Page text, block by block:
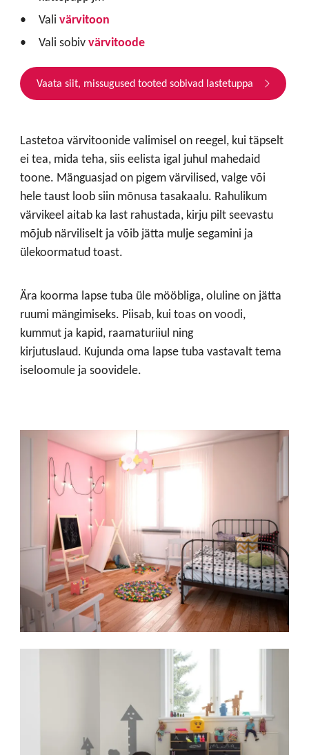
Vali värvitoon
Vali sobivvärvitoode
Vaata siit, missugused tooted sobivad lastetuppa
Lastetoa värvitoonide valimisel on reegel, kui täpselt
ei tea, mida teha, siis eelista igal juhul mahedaid
toone. Mänguasjad on pigem värvilised, valge või
hele taust loob siin mõnusa tasakaalu. Rahulikum
värvikeel aitab ka last rahustada, kirju pilt seevastu
mõjub närviliselt ja võib jätta mulje segamini ja
ülekoormatud toast.
Ära koorma lapse tuba üle mööbliga, oluline on jätta
ruumi mängimiseks. Piisab, kui toas on voodi,
kummut ja kapid, raamaturiiul ning
kirjutuslaud. Kujunda oma lapse tuba vastavalt tema
iseloomule ja soovidele.